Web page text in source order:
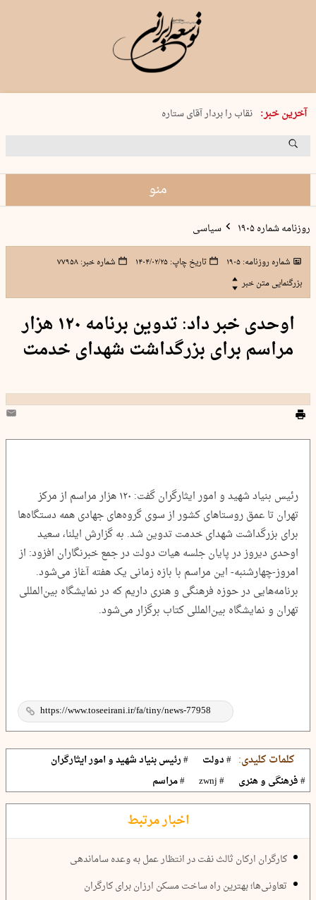
آخرین خبر:
پنجشنبه 15 مرداد 1405 شماره 2243
نقاب را بردار آقای ستاره
کدام فوتبال؟
منو
روزنامه شماره ۱۹۰۵ سیاسی
شماره روزنامه:۱۹۰۵ تاریخ چاپ:۱۴۰۴/۰۲/۲۵ شماره خبر:۷۷۹۵۸
بزرگنمایی متن خبر
اوحدی خبر داد: تدوین برنامه ۱۲۰ هزار
مراسم برای بزرگداشت شهدای خدمت
رئیس بنیاد شهید و امور ایثارگران گفت: ۱۲۰ هزار مراسم از مرکز
تهران تا عمق روستاهای کشور از سوی گروه‌های جهادی همه دستگاه‌ها
برای بزرگداشت شهدای خدمت تدوین شد. به گزارش ایلنا، سعید
اوحدی دیروز در پایان جلسه هیات دولت در جمع خبرنگاران افزود: از
امروز-چهارشنبه- این مراسم با بازه زمانی یک هفته آغاز می‌شود.
برنامه‌هایی در حوزه فرهنگی و هنری داریم که در نمایشگاه بین‌المللی
تهران و نمایشگاه بین‌المللی کتاب برگزار می‌شود.
کلمات کلیدی: # دولت
# رئیس بنیاد شهید و امور ایثارگران
# فرهنگی و هنری
# zwnj # مراسم
اخبار مرتبط
کارگران ارکان ثالث نفت در انتظار عمل به وعده ساماندهی
تعاونی‌ها؛ بهترین راه ساخت مسکن ارزان برای کارگران